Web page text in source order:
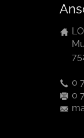
0
0